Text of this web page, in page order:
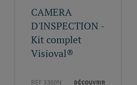
CAMERA
D'INSPECTION -
Kit complet
Visioval®
REF 3369N DÉCOUVRIR